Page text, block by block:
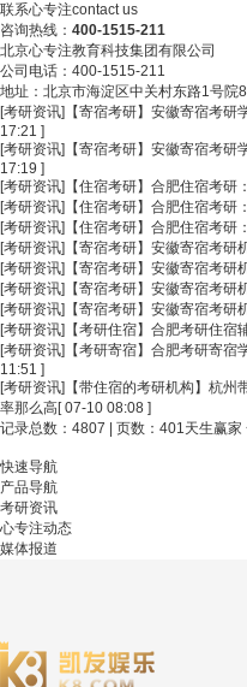
联系心专注contact us
咨询热线： 400-1515-211
北京心专注教育科技集团有限公司
公司电话：400-1515-211
地址：北京市海淀区中关村东路1号院
[考研资讯] 【寄宿考研】安徽寄宿考
17:21 ]
[考研资讯] 【寄宿考研】安徽寄宿考
17:19 ]
[考研资讯] 【住宿考研】合肥住宿考
[考研资讯] 【住宿考研】合肥住宿考
[考研资讯] 【住宿考研】合肥住宿考
[考研资讯] 【寄宿考研】安徽寄宿考
[考研资讯] 【寄宿考研】安徽寄宿考
[考研资讯] 【寄宿考研】安徽寄宿考研
[考研资讯] 【寄宿考研】安徽寄宿考
[考研资讯] 【考研住宿】合肥考研住宿
[考研资讯] 【考研寄宿】合肥考研寄
11:51 ]
[考研资讯] 【带住宿的考研机构】杭
率那么高[ 07-10 08:08 ]
记录总数：4807 | 页数：401天生赢家
快速导航
产品导航
考研资讯
心专注动态
媒体报道